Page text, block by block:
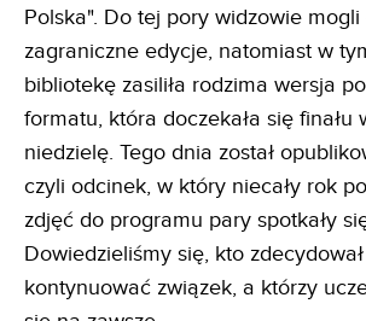
Polska". Do tej pory widzowie
zagraniczne edycje, natomiast w
bibliotekę zasiliła rodzima wersja
formatu, która doczekała się finału
niedzielę. Tego dnia został
czyli odcinek, w który niecały rok
zdjęć do programu pary spotkały
Dowiedzieliśmy się, kto
kontynuować związek, a którzy